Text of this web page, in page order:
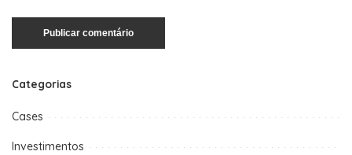
Categorias
Cases
Investimentos